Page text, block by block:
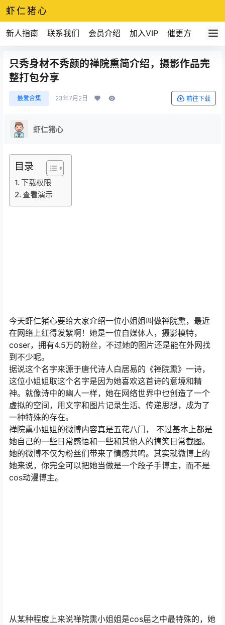
虾仁猪心
新人指南 联系我们 会员介绍 加入VIP 催更方式
只秀身材不秀颜的禅院熏简介绍，摄影作品完
整打包分享
最爱合集 23年7月2日 前往下载
虾仁猪心
目录
下载权限
查看演示
今天虾仁猪心要给大家介绍一位小姐姐叫做禅院熏，最近
在网络上红得发紫啊！她是一位自媒体人，摄影模特，
coser，拥有4.5万的粉丝，不过她的图片还是能在外网找
到不少呢。
据说这个名字来源于唐代诗人白居易的《禅院熏》一诗，
这位小姐姐取这个名字是因为她喜欢这首诗的意境和精
神。就像诗中的幽人一样，她在网络世界中也创造了一个
虚拟的空间，用文字和图片记录生活、传递思想，成为了
一种特殊的存在。
禅院熏小姐姐的微博内容真是五花八门， 不过基本上都是
她自己的一些日常感悟和一些和其他人的搞笑日常截图。
她的微博不仅为粉丝们带来了情感共鸣。其实就微博上的
她来说，你完全可以把她当做是一个段子手博主，而不是
cos动漫博主。
从某种程度上来说禅院熏小姐姐是cos届之中最特殊的，她